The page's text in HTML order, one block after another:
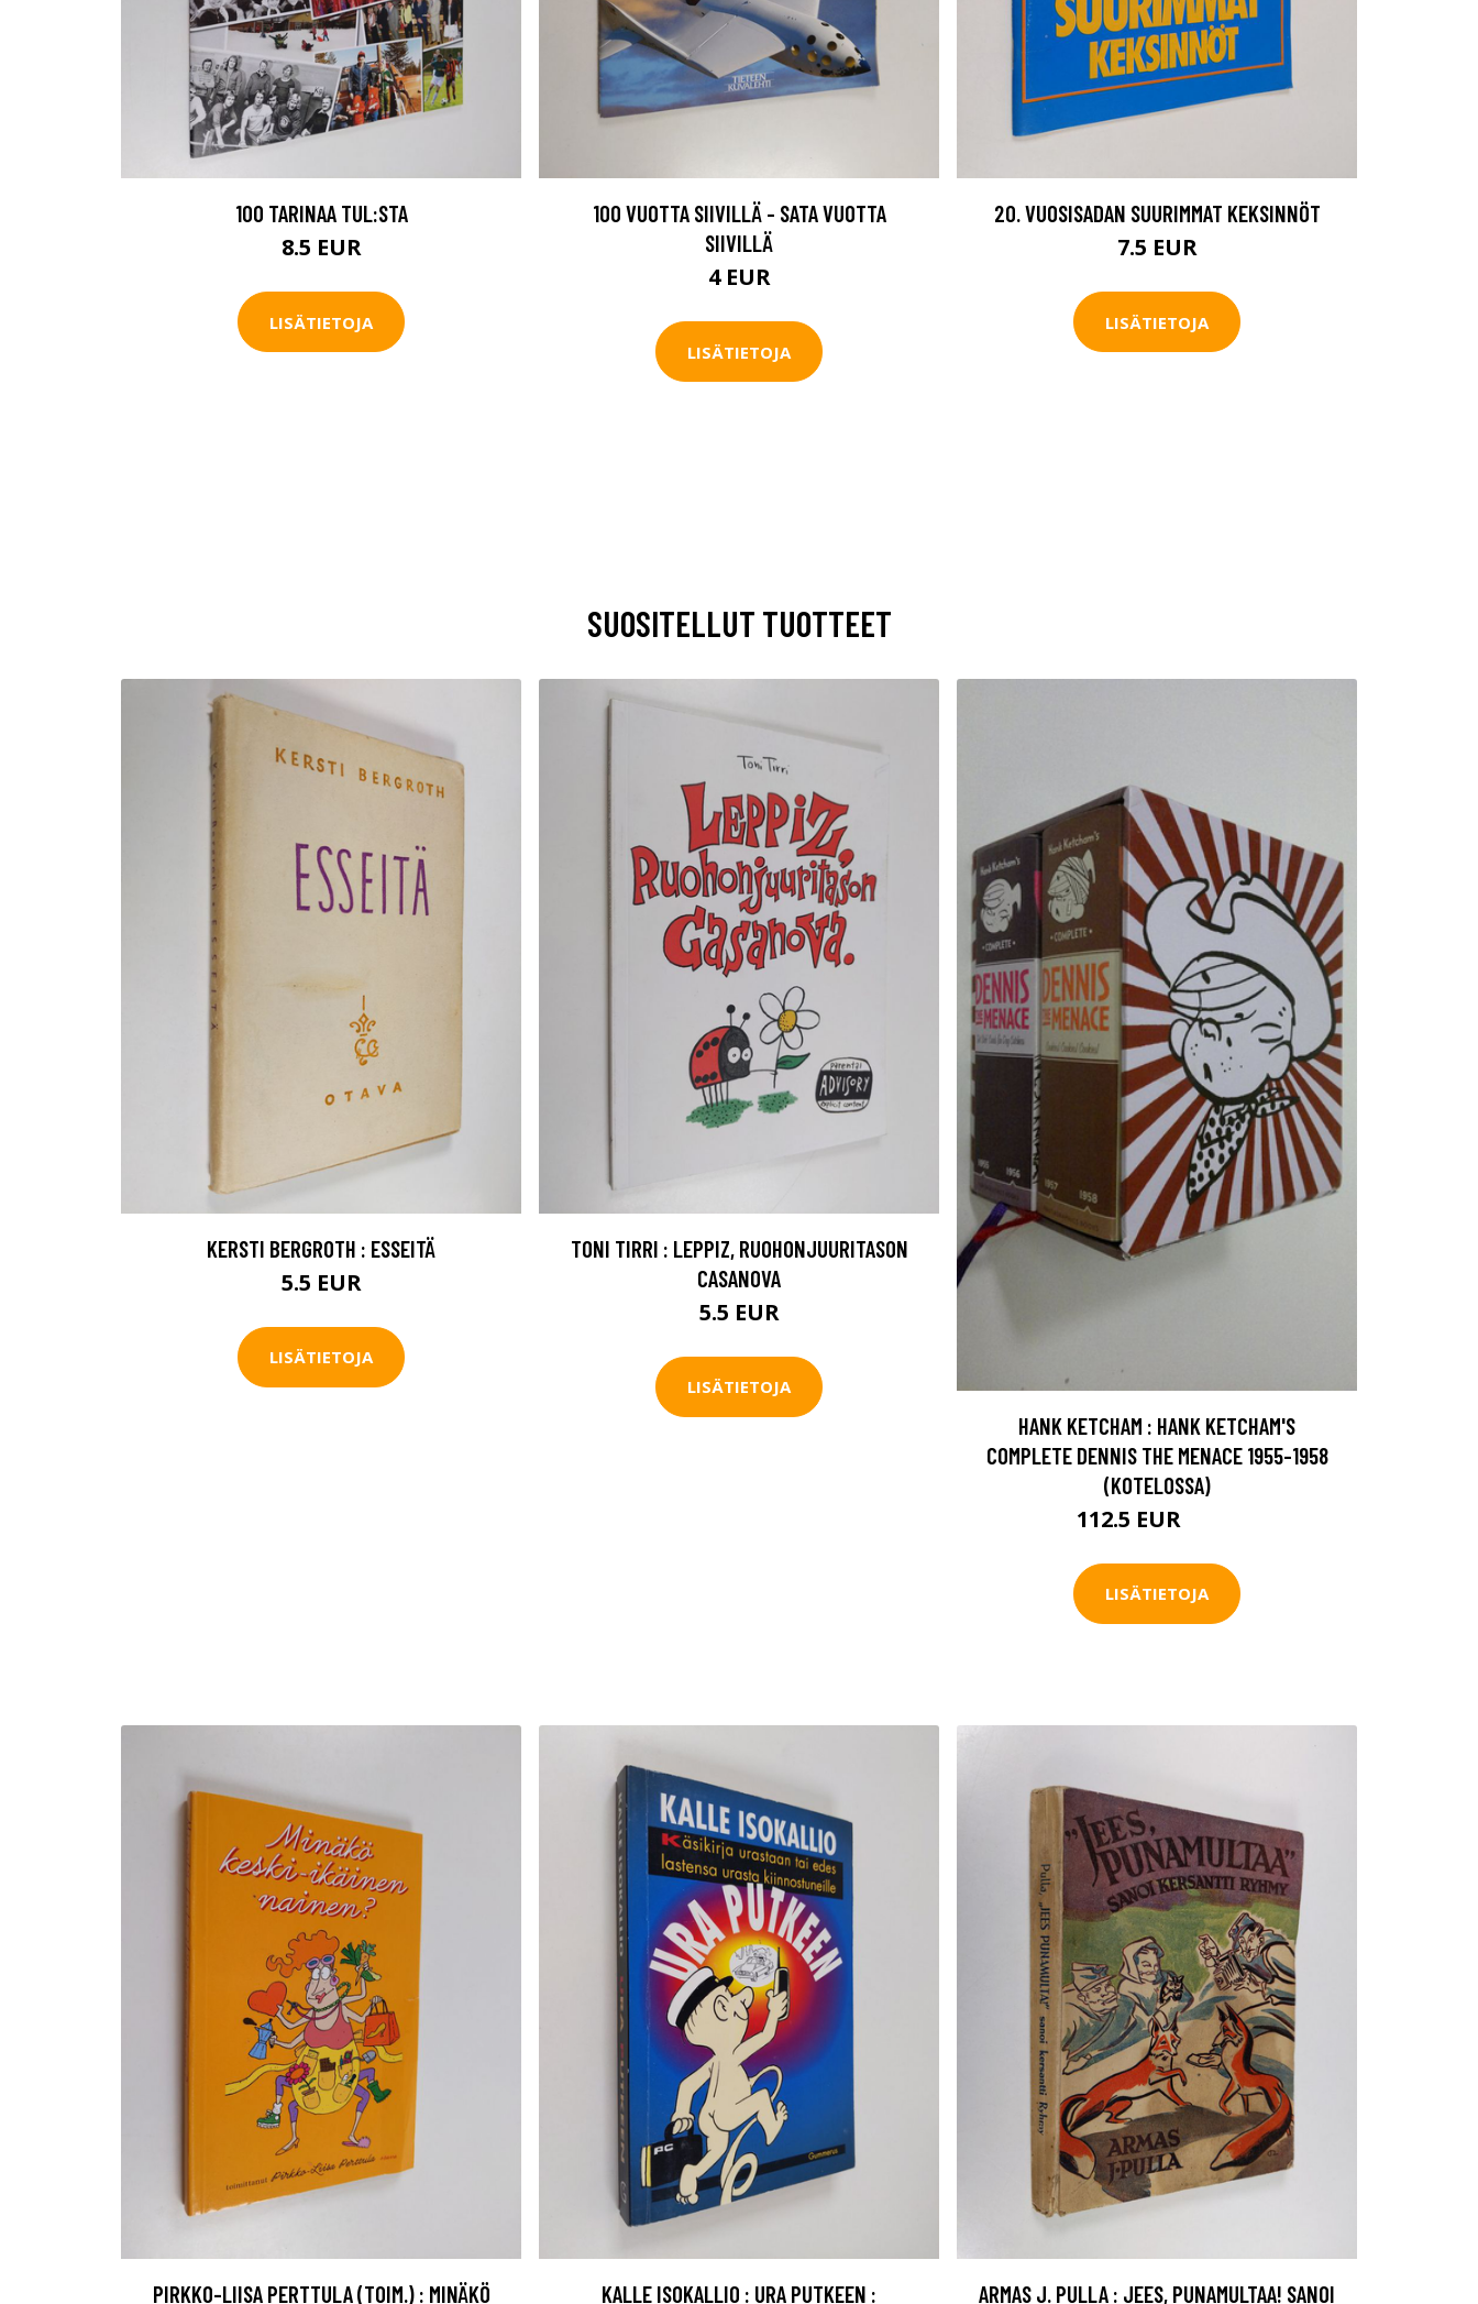
100 TARINAA TUL:STA
8.5 EUR
LISÄTIETOJA
100 VUOTTA SIIVILLÄ - SATA VUOTTA
SIIVILLÄ
4 EUR
LISÄTIETOJA
20. VUOSISADAN SUURIMMAT KEKSINNÖT
7.5 EUR
LISÄTIETOJA
SUOSITELLUT TUOTTEET
KERSTI BERGROTH : ESSEITÄ
5.5 EUR
LISÄTIETOJA
TONI TIRRI : LEPPIZ, RUOHONJUURITASON
CASANOVA
5.5 EUR
LISÄTIETOJA
HANK KETCHAM : HANK KETCHAM'S
COMPLETE DENNIS THE MENACE 1955-1958
(KOTELOSSA)
112.5 EUR
LISÄTIETOJA
PIRKKO-LIISA PERTTULA (TOIM.) : MINÄKÖ KALLE ISOKALLIO : URA PUTKEEN : ARMAS J. PULLA : JEES, PUNAMULTAA! SANOI